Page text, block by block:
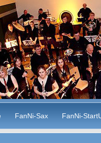
FanNi-Sax FanNi-